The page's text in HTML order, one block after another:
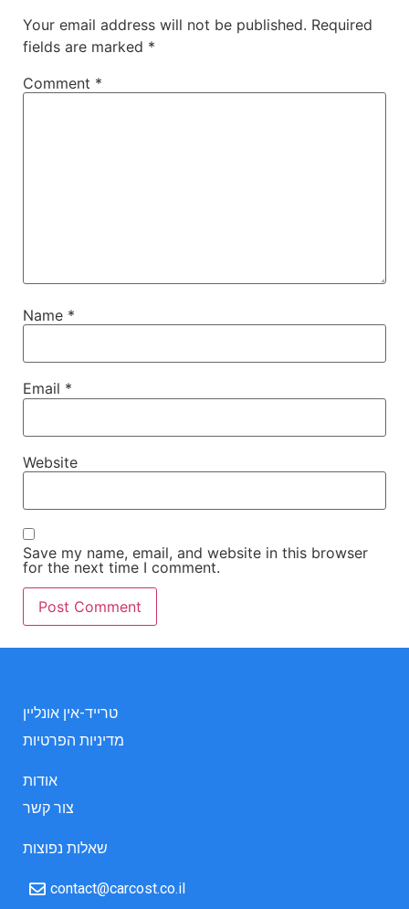
Your email address will not be published. Required
fields are marked *
Comment *
Name *
Email *
Website
Save my name, email, and website in this browser
for the next time I comment.
טרייד-אין אונליין
מדיניות הפרטיות
אודות
צור קשר
שאלות נפוצות
contact@carcost.co.il